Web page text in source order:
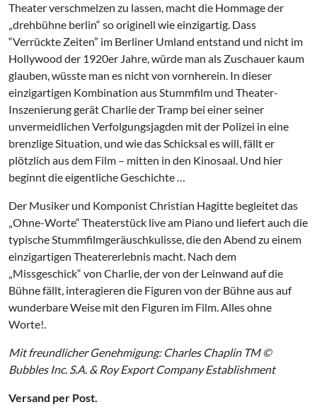
Theater verschmelzen zu lassen, macht die Hommage der
„drehbühne berlin“ so originell wie einzigartig. Dass
“Verrückte Zeiten” im Berliner Umland entstand und nicht im
Hollywood der 1920er Jahre, würde man als Zuschauer kaum
glauben, wüsste man es nicht von vornherein. In dieser
einzigartigen Kombination aus Stummfilm und Theater-
Inszenierung gerät Charlie der Tramp bei einer seiner
unvermeidlichen Verfolgungsjagden mit der Polizei in eine
brenzlige Situation, und wie das Schicksal es will, fällt er
plötzlich aus dem Film – mitten in den Kinosaal. Und hier
beginnt die eigentliche Geschichte …
Der Musiker und Komponist Christian Hagitte begleitet das
„Ohne-Worte“ Theaterstück live am Piano und liefert auch die
typische Stummfilmgeräuschkulisse, die den Abend zu einem
einzigartigen Theatererlebnis macht. Nach dem
„Missgeschick“ von Charlie, der von der Leinwand auf die
Bühne fällt, interagieren die Figuren von der Bühne aus auf
wunderbare Weise mit den Figuren im Film. Alles ohne
Worte!.
Mit freundlicher Genehmigung: Charles Chaplin TM ©
Bubbles Inc. S.A. & Roy Export Company Establishment
Versand per Post.